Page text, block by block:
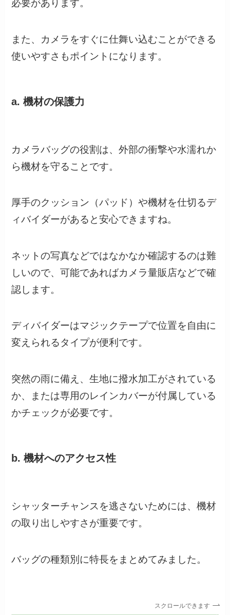
必要があります。
また、カメラをすぐに仕舞い込むことができる
使いやすさもポイントになります。
a. 機材の保護力
カメラバッグの役割は、外部の衝撃や水濡れか
ら機材を守ることです。
厚手のクッション（パッド）や機材を仕切るデ
ィバイダーがあると安心できますね。
ネットの写真などではなかなか確認するのは難
しいので、可能であればカメラ量販店などで確
認します。
ディバイダーはマジックテープで位置を自由に
変えられるタイプが便利です。
突然の雨に備え、生地に撥水加工がされている
か、または専用のレインカバーが付属している
かチェックが必要です。
b. 機材へのアクセス性
シャッターチャンスを逃さないためには、機材
の取り出しやすさが重要です。
バッグの種類別に特長をまとめてみました。
スクロールできます